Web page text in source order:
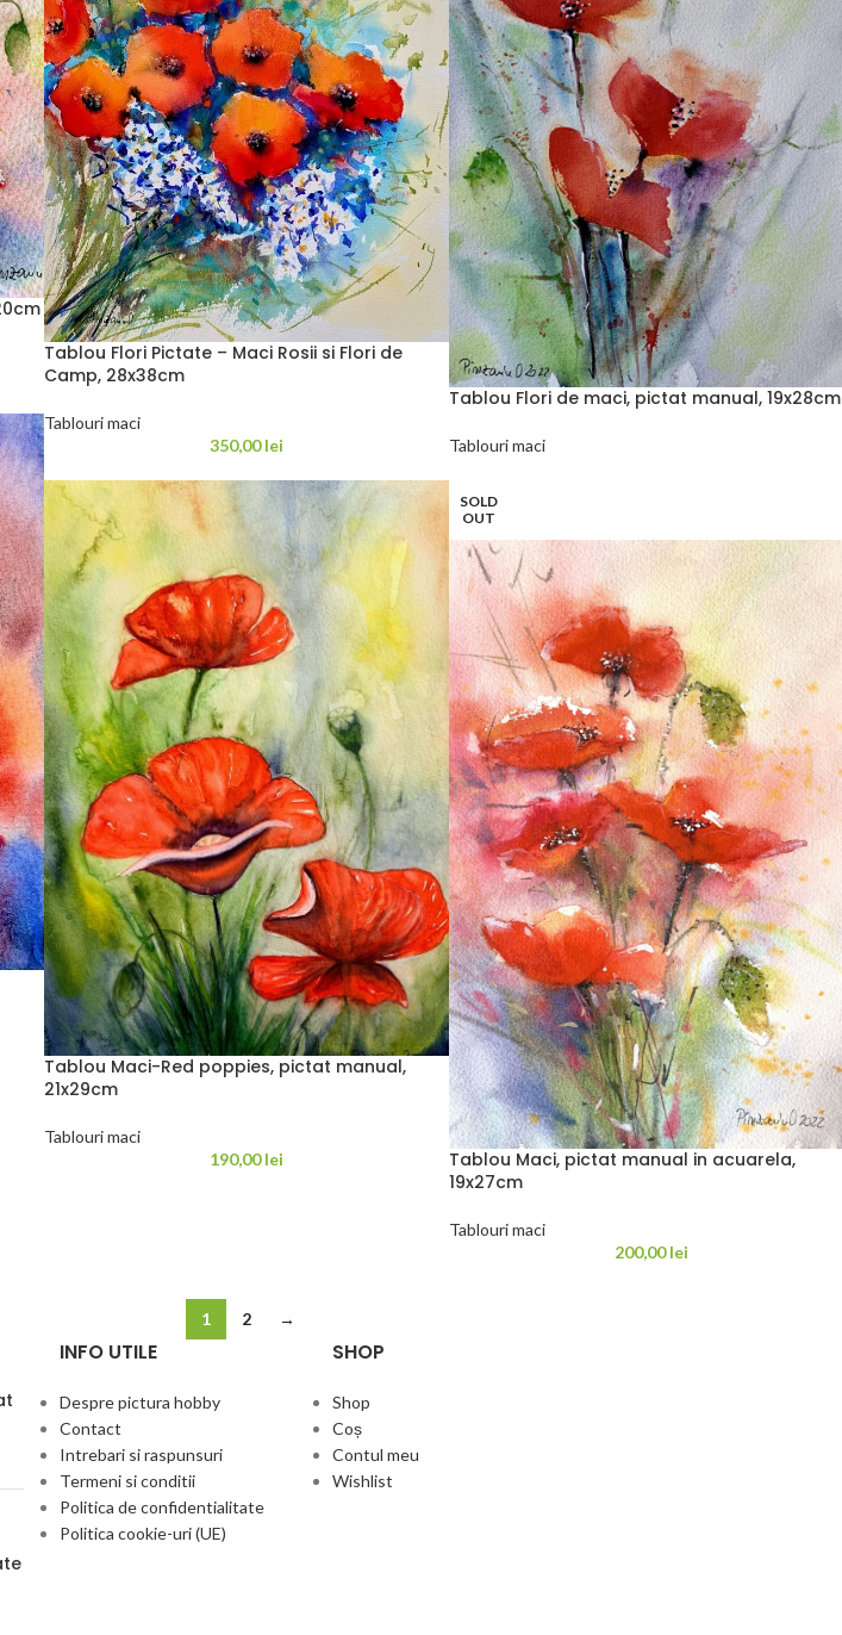
Tablou Flori de maci, pictat manual, 19x28cm
Tablouri maci
Tablou Flori Pictate – Maci Rosii si Flori de
Camp, 28x38cm
Tablouri maci
350,00lei
Tablou Maci-Red poppies, pictat manual,
21x29cm
Tablouri maci
190,00lei
SOLD
OUT
Tablou Maci, pictat manual in acuarela,
19x27cm
Tablouri maci
200,00lei
1 2 →
INFO UTILE
Despre pictura hobby
Contact
Intrebari si raspunsuri
Termeni si conditii
Politica de confidentialitate
Politica cookie-uri (UE)
SHOP
Shop
Coș
Contul meu
Wishlist